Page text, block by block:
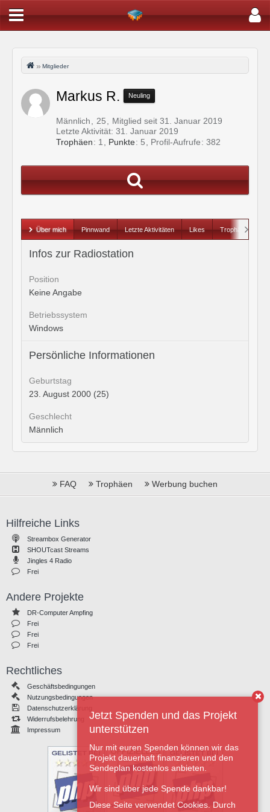
Mitglieder
Markus R. Neuling
Männlich 25
Mitglied seit 31. Januar 2019
Letzte Aktivität: 31. Januar 2019
Trophäen
1 Punkte 5 Profil-Aufrufe 382
Über mich Pinnwand Letzte Aktivitäten Likes Trophäen
Infos zur Radiostation
Position
Keine Angabe
Betriebssystem
Windows
Persönliche Informationen
Geburtstag
23. August 2000 (25)
Geschlecht
Männlich
FAQ Trophäen Werbung buchen
Hilfreiche Links
Streambox Generator
SHOUTcast Streams
Jingles 4 Radio
Frei
Andere Projekte
DR-Computer Ampfing
Frei
Frei
Frei
Rechtliches
Geschäftsbedingungen
Nutzungsbedingungen
Datenschutzerklärung
Widerrufsbelehrung
Impressum
Jetzt Spenden und das Projekt
unterstützen
Nur mit euren Spenden können wir das
Projekt dauerhaft finanzieren und den
Sendeplan kostenlos anbieten.
Wir sind über jede Spende dankbar!
Diese Seite verwendet Cookies. Durch